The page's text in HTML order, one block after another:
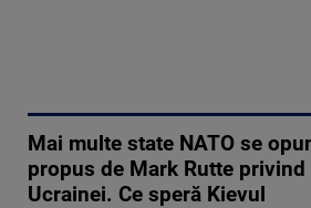
Mai multe state NATO se
propus de Mark Rutte
Ucrainei. Ce speră Kievul